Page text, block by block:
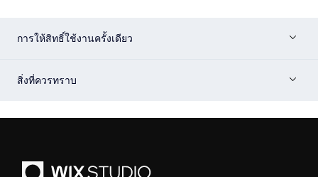
การให้สิทธิ์ใช้งานครั้งเดียว
สิ่งที่ควรทราบ